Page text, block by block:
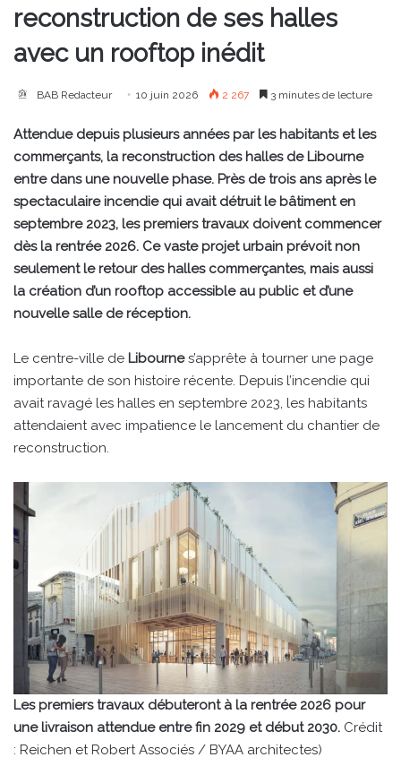
reconstruction de ses halles
avec un rooftop inédit
BAB Redacteur 10 juin 2026 2 267 3 minutes de lecture
Attendue depuis plusieurs années par les habitants et les
commerçants, la reconstruction des halles de Libourne
entre dans une nouvelle phase. Près de trois ans après le
spectaculaire incendie qui avait détruit le bâtiment en
septembre 2023, les premiers travaux doivent commencer
dès la rentrée 2026. Ce vaste projet urbain prévoit non
seulement le retour des halles commerçantes, mais aussi
la création d’un rooftop accessible au public et d’une
nouvelle salle de réception.
Le centre-ville de Libournes’apprête à tourner une page
importante de son histoire récente. Depuis l’incendie qui
avait ravagé les halles en septembre 2023, les habitants
attendaient avec impatience le lancement du chantier de
reconstruction.
Les premiers travaux débuteront à la rentrée 2026 pour
une livraison attendue entre fin 2029 et début 2030. Crédit
: Reichen et Robert Associés / BYAA architectes)